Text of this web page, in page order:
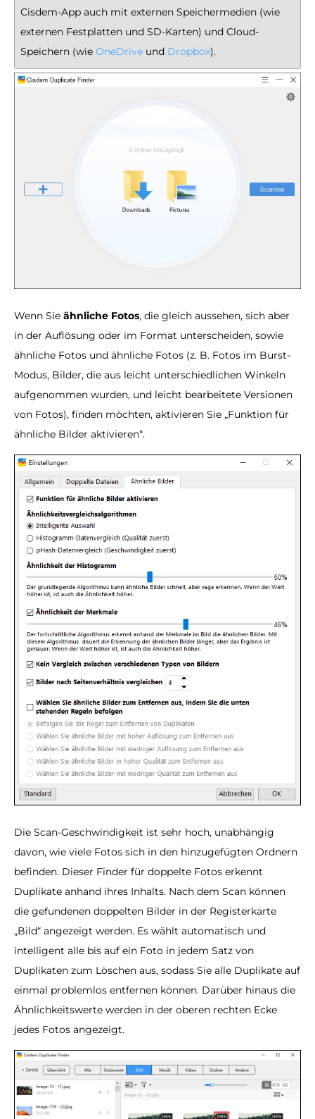
Cisdem-App auch mit externen Speichermedien (wie
externen Festplatten und SD-Karten) und Cloud-
Speichern (wie OneDrive und Dropbox).
Wenn Sie ähnliche Fotos, die gleich aussehen, sich aber
in der Auflösung oder im Format unterscheiden, sowie
ähnliche Fotos und ähnliche Fotos (z. B. Fotos im Burst-
Modus, Bilder, die aus leicht unterschiedlichen Winkeln
aufgenommen wurden, und leicht bearbeitete Versionen
von Fotos), finden möchten, aktivieren Sie „Funktion für
ähnliche Bilder aktivieren“.
Die Scan-Geschwindigkeit ist sehr hoch, unabhängig
davon, wie viele Fotos sich in den hinzugefügten Ordnern
befinden. Dieser Finder für doppelte Fotos erkennt
Duplikate anhand ihres Inhalts. Nach dem Scan können
die gefundenen doppelten Bilder in der Registerkarte
„Bild“ angezeigt werden. Es wählt automatisch und
intelligent alle bis auf ein Foto in jedem Satz von
Duplikaten zum Löschen aus, sodass Sie alle Duplikate auf
einmal problemlos entfernen können. Darüber hinaus die
Ähnlichkeitswerte werden in der oberen rechten Ecke
jedes Fotos angezeigt.